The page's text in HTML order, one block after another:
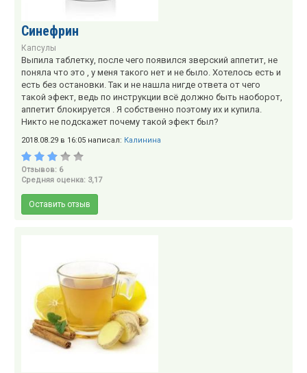
Синефрин
Капсулы
Выпила таблетку, после чего появился зверский аппетит, не
поняла что это , у меня такого нет и не было. Хотелось есть и
есть без остановки. Так и не нашла нигде ответа от чего
такой эфект, ведь по инструкции всё должно быть наоборот,
аппетит блокируется . Я собственно поэтому их и купила.
Никто не подскажет почему такой эфект был?
2018.08.29 в 16:05 написал: Калинина
Отзывов: 6
Средняя оценка: 3,17
Оставить отзыв